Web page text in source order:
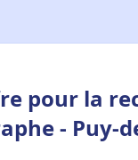
pour la
- Puy-